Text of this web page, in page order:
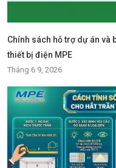
Chính sách hỗ trợ dự án và
thiết bị điện MPE
Tháng 6 9, 2026